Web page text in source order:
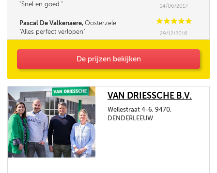
Snel en goed.
14/06/2017
Pascal De Valkenaere, Oosterzele CCCCC
Alles perfect verlopen
29/12/2016
De prijzen bekijken
VAN DRIESSCHE B.V.
Wellestraat 4-6, 9470,
DENDERLEEUW